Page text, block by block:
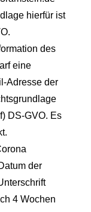
hierfür ist
des
eine
Adresse der
DS-GVO. Es
der
4 Wochen